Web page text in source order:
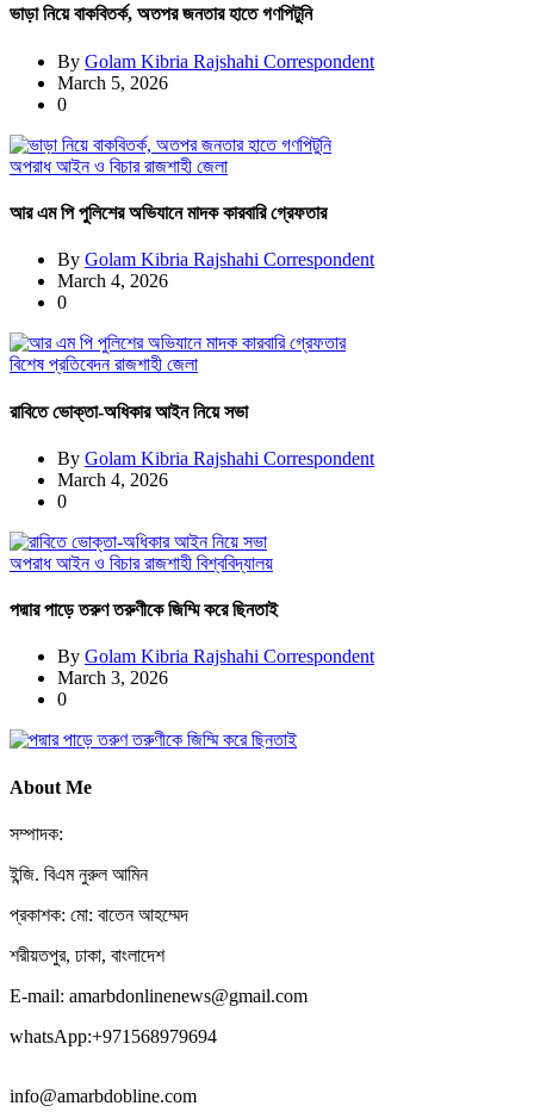
ভাড়া নিয়ে বাকবিতর্ক, অতপর জনতার হাতে গণপিটুনি
By Golam Kibria Rajshahi Correspondent
March 5, 2026
0
অপরাধআইন ও বিচাররাজশাহী জেলা
আর এম পি পুলিশের অভিযানে মাদক কারবারি গ্রেফতার
By Golam Kibria Rajshahi Correspondent
March 4, 2026
0
বিশেষ প্রতিবেদনরাজশাহী জেলা
রাবিতে ভোক্তা-অধিকার আইন নিয়ে সভা
By Golam Kibria Rajshahi Correspondent
March 4, 2026
0
অপরাধআইন ও বিচাররাজশাহী বিশ্ববিদ্যালয়
পদ্মার পাড়ে তরুণ তরুণীকে জিম্মি করে ছিনতাই
By Golam Kibria Rajshahi Correspondent
March 3, 2026
0
About Me
সম্পাদক:
ইন্জি. বিএম নুরুল আমিন
প্রকাশক: মো: বাতেন আহম্মেদ
শরীয়তপুর, ঢাকা, বাংলাদেশ
E-mail: amarbdonlinenews@gmail.com
whatsApp:+971568979694
info@amarbdobline.com